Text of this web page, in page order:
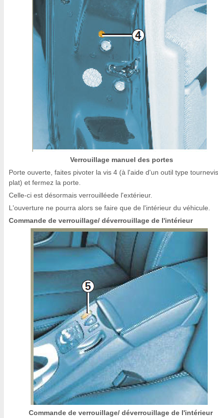
Verrouillage manuel des portes
Porte ouverte, faites pivoter la vis 4 (à l'aide d'un outil type tournevis
plat) et fermez la porte.
Celle-ci est désormais verrouilléede l'extérieur.
L'ouverture ne pourra alors se faire que de l'intérieur du véhicule.
Commande de verrouillage/ déverrouillage de l'intérieur
Commande de verrouillage/ déverrouillage de l'intérieur